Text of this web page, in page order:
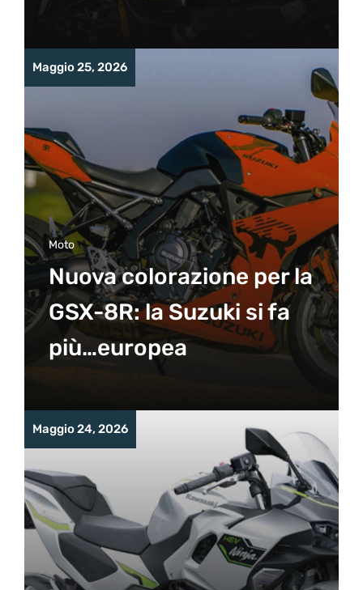
Maggio 25, 2026
Moto
Nuova colorazione per la
GSX-8R: la Suzuki si fa
più…europea
Maggio 24, 2026